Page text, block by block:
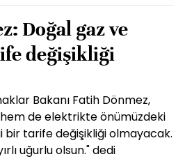
Doğal gaz ve
değişikliği
Bakanı Fatih Dönmez,
de elektrikte önümüzdeki
tarife değişikliği olmayacak.
uğurlu olsun." dedi